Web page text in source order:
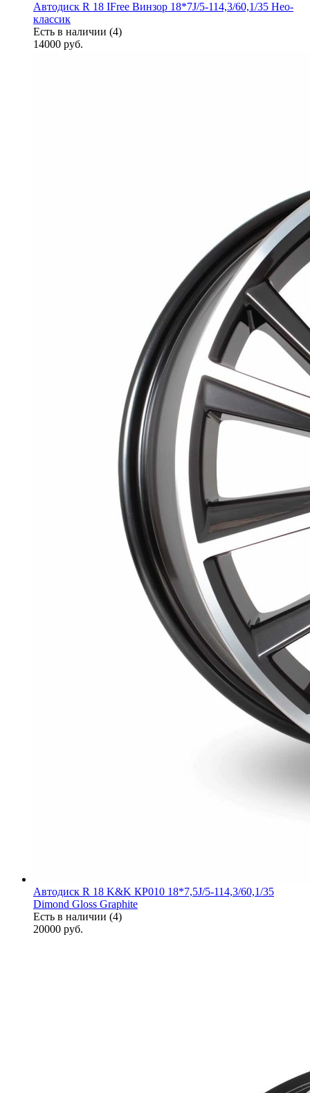
Автодиск R 18 IFree Винзор 18*7J/5-114,3/60,1/35 Нео-
классик
Есть в наличии (4)
14000 руб.
Автодиск R 18 K&K КР010 18*7,5J/5-114,3/60,1/35
Dimond Gloss Graphite
Есть в наличии (4)
20000 руб.